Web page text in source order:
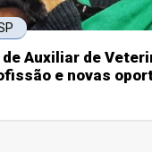
Auxiliar de
e novas